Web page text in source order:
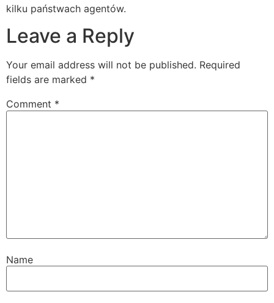
kilku państwach agentów.
Leave a Reply
Your email address will not be published. Required
fields are marked *
Comment *
Name